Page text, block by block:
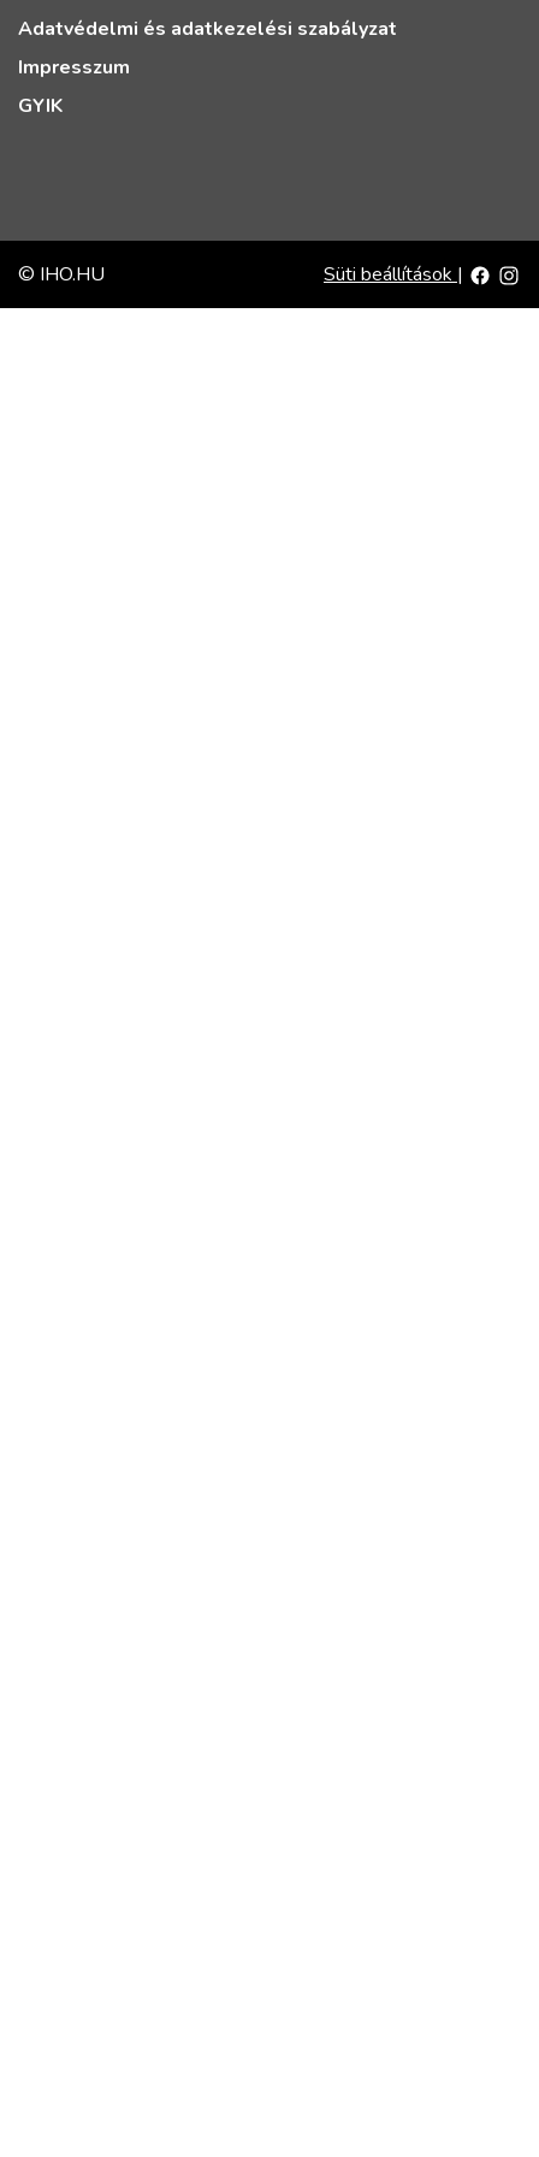
Adatvédelmi és adatkezelési szabályzat
Impresszum
GYIK
© IHO.HU Süti beállítások |